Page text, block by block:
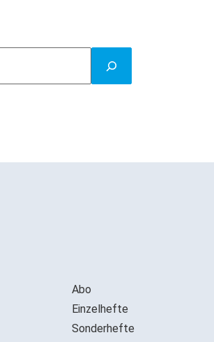
Abo
Einzelhefte
Sonderhefte